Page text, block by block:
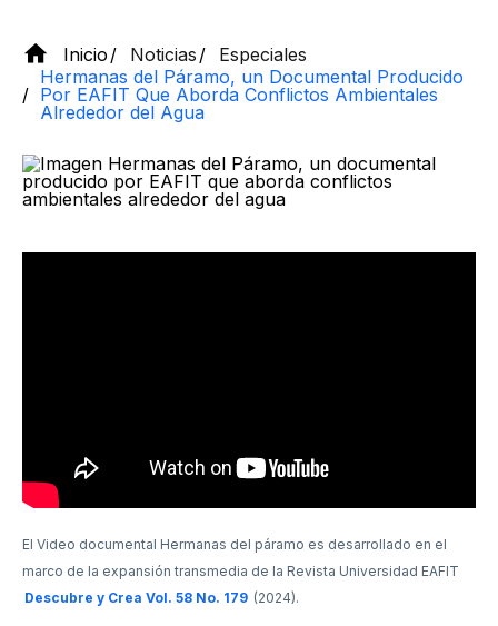
Inicio Noticias
Especiales
Hermanas del Páramo, un Documental Producido
Por EAFIT Que Aborda Conflictos Ambientales
Alrededor del Agua
El Video documental Hermanas del páramo es desarrollado en el
marco de la expansión transmedia de la Revista Universidad EAFIT
Descubre y Crea Vol. 58 No. 179 (2024).